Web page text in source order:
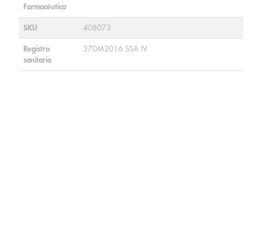
Farmacéutica
SKU 408073
Registro
sanitario
370M2016 SSA IV